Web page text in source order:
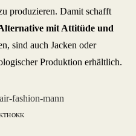
produzieren. Damit schafft
mit Attitüde und
sind auch Jacken oder
Produktion erhältlich.